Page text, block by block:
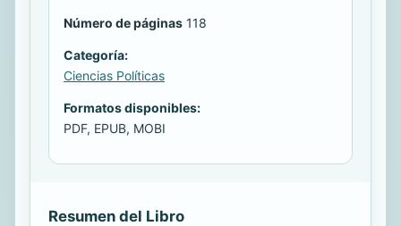
Número de páginas 118
Categoría:
Ciencias Políticas
Formatos disponibles:
PDF, EPUB, MOBI
Resumen del Libro